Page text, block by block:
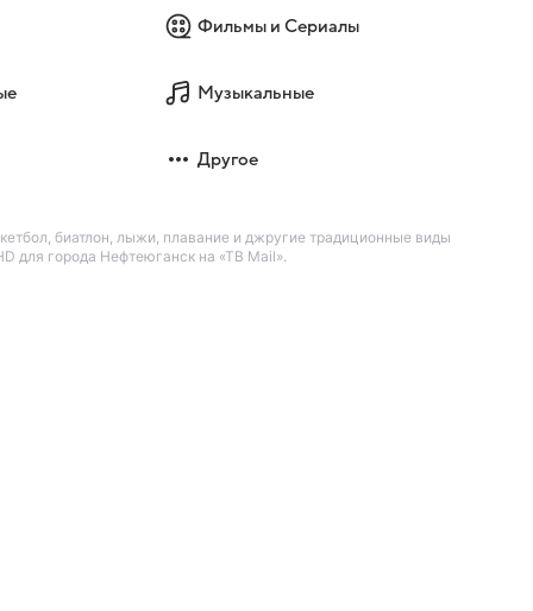
Фильмы и Сериалы
Музыкальные
Другое
биатлон, лыжи, плавание и джругие традиционные виды
для города Нефтеюганск на «ТВ Mail».